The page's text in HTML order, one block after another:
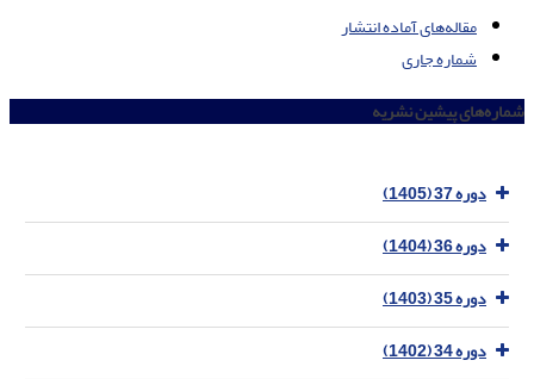
مقاله‌های آماده انتشار
شماره جاری
شماره‌های پیشین نشریه
دوره 37 (1405)
دوره 36 (1404)
دوره 35 (1403)
دوره 34 (1402)